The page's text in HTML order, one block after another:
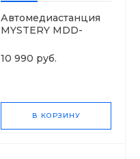
Автомедиастанция
MYSTERY MDD-
10 990 руб.
В КОРЗИНУ